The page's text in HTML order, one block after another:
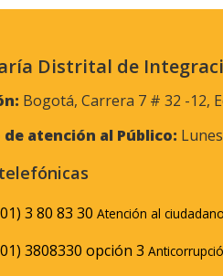
Distrital de
Bogotá, Carrera 7 # 32 -12,
atención al Público:
3 80 83 30 Atención al
3808330 opción 3